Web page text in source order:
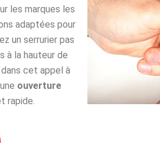
les marques les
adaptées pour
un serrurier pas
à la hauteur de
cet appel à
ouverture
rapide.